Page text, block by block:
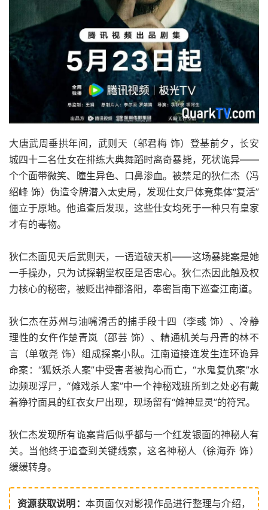
大唐武周垂拱年间，武则天（邬君梅 饰）登基前夕，长安
城四十二名仕女在排练大典舞蹈时离奇暴毙，死状诡异——
个个面带微笑、瞳生异色、口鼻渗血。被禁足的狄仁杰（冯
绍峰 饰）伪造令牌潜入太史局，发现仕女尸体竟集体“复活”
僵立于原地。他追查后发现，这些仕女均死于一种只有皇家
才有的毒物。
狄仁杰面见天后武则天，一语道破天机——这场暴毙案是她
一手操办，只为试探朝堂权臣是否忠心。狄仁杰因此触及权
力核心的秘密，被贬出神都洛阳，奉密旨南下巡查江南道。
狄仁杰在苏州与油嘴滑舌的捕手段十四（李彧 饰）、冷静
理性的女仵作楚青岚（邵芸 饰）、精通机关与丹青的林不
言（单敬尧 饰）组成探案小队。江南道接连发生连环诡异
命案：“狐妖杀人案”中受害者被掏心而亡，“水鬼复仇案”水
边频现浮尸，“傩戏杀人案”中一个神秘戏班所到之处必有戴
着狰狞面具的红衣女尸出现，现场留有“傩神显灵”的符咒。
狄仁杰发现所有诡案背后似乎都与一个红发银面的神秘人有
关。当他终于追查到关键线索，这名神秘人（徐海乔 饰）
缓缓转身。
资源获取说明： 本页面仅对影视作品进行整理与介绍，